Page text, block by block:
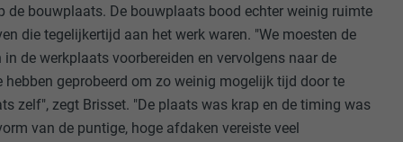
de bouwplaats. De bouwplaats bood echter weinig ruimte
die tegelijkertijd aan het werk waren. "We moesten de
de werkplaats voorbereiden en vervolgens naar de
hebben geprobeerd om zo weinig mogelijk tijd door te
zelf", zegt Brisset. "De plaats was krap en de timing was
van de puntige, hoge afdaken vereiste veel
gebruikt.